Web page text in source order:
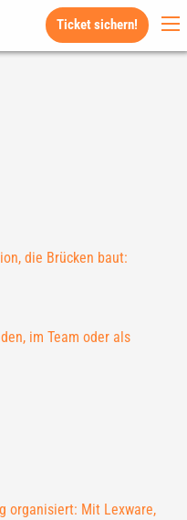
Ticket sichern!
die Brücken baut:
im Team oder als
organisiert: Mit Lexware,